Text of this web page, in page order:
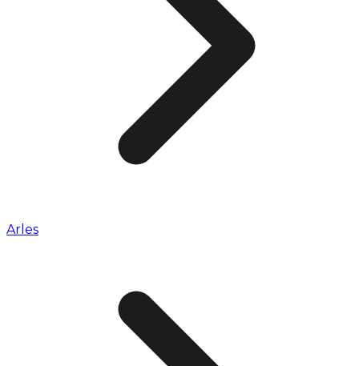
Arles